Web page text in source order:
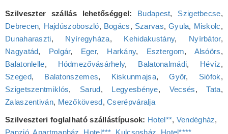
Szilveszter szállás lehetőséggel: Budapest, Szigetbecse,
Debrecen, Hajdúszoboszló, Bogács, Szarvas, Gyula, Miskolc,
Dunaharaszti, Nyíregyháza, Kehidakustány, Nyírbátor,
Nagyatád, Polgár, Eger, Harkány, Esztergom, Alsóörs,
Balatonlelle, Hódmezővásárhely, Balatonalmádi, Hévíz,
Szeged, Balatonszemes, Kiskunmajsa,Győr, Siófok,
Szigetszentmiklós, Sarud, Legyesbénye, Vecsés,Tata,
Zalaszentiván, Mezőkövesd,Cserépváralja
Szilveszteri foglalható szállástípusok: Hotel**, Vendégház,
Panzió,Apartmanház, Hotel***, Kulcsosház, Hotel****,